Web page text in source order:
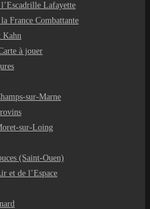
Lafayette
France Combattante
Kahn
à jouer
sur-Marne
sur-Loing
(Saint-Ouen)
et de l’Espace